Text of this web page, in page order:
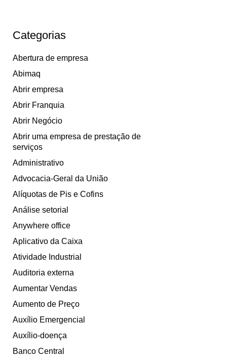
Categorias
Abertura de empresa
Abimaq
Abrir empresa
Abrir Franquia
Abrir Negócio
Abrir uma empresa de prestação de
serviços
Administrativo
Advocacia-Geral da União
Alíquotas de Pis e Cofins
Análise setorial
Anywhere office
Aplicativo da Caixa
Atividade Industrial
Auditoria externa
Aumentar Vendas
Aumento de Preço
Auxílio Emergencial
Auxílio-doença
Banco Central